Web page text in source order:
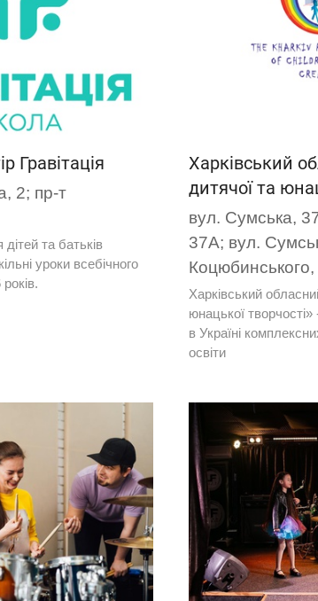
Гравітація
2; пр-т
дітей та батьків
уроки всебічного
Харківський
дитячої та
вул. Сумська,
37А; вул.
Коцюбинського,
Харківський
юнацької
в Україні
освіти